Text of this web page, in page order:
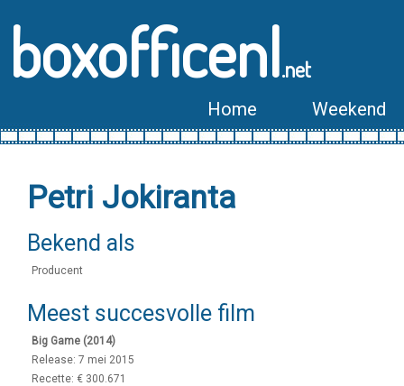
boxofficenl.net
Home Weekend
Petri Jokiranta
Bekend als
Producent
Meest succesvolle film
Big Game (2014)
Release: 7 mei 2015
Recette: € 300.671